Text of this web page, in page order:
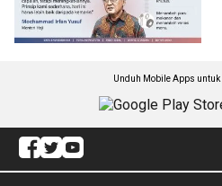
Unduh Mobile Apps untuk